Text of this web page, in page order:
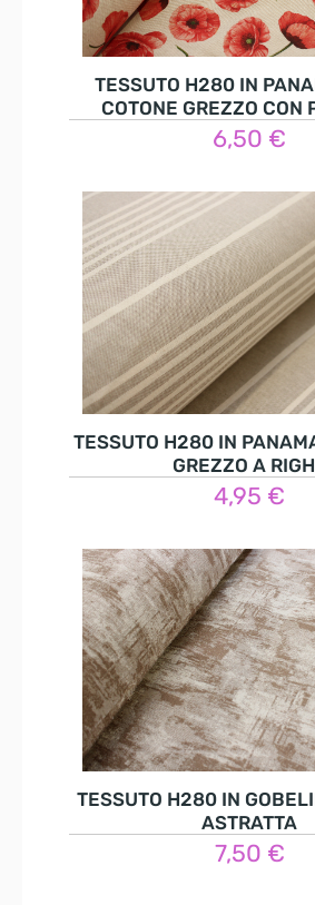
TESSUTO H280 IN
COTONE GREZZO CON
6,50 €
Nel carrello
TESSUTO H280 IN
GREZZO A
4,95 €
Nel carrello
TESSUTO H280 IN
ASTRATTA
7,50 €
Nel carrello